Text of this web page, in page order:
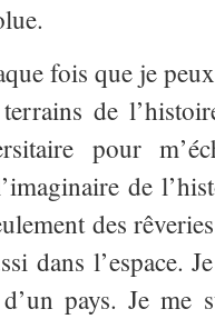
fois que je
de
pour
de
des
dans l’espace.
pays. Je me